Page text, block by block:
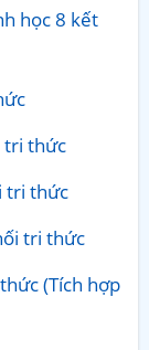
học 8 kết
tri thức
tri thức
tri thức
(Tích hợp